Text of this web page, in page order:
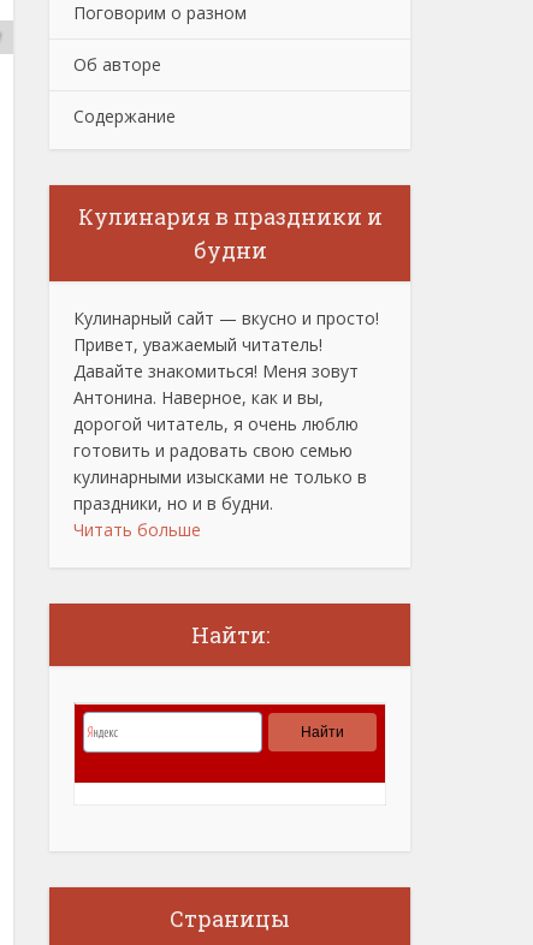
Поговорим о разном
Об авторе
Содержание
Кулинария в праздники и
будни
Кулинарный сайт — вкусно и просто!
Привет, уважаемый читатель!
Давайте знакомиться! Меня зовут
Антонина. Наверное, как и вы,
дорогой читатель, я очень люблю
готовить и радовать свою семью
кулинарными изысками не только в
праздники, но и в будни.
Читать больше
Найти:
Страницы